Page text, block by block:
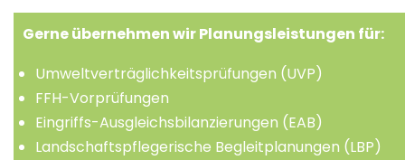
Gerne übernehmen wir Planungsleistungen für:
Umweltverträglichkeitsprüfungen (UVP)
FFH-Vorprüfungen
Eingriffs-Ausgleichsbilanzierungen (EAB)
Landschaftspflegerische Begleitplanungen (LBP)